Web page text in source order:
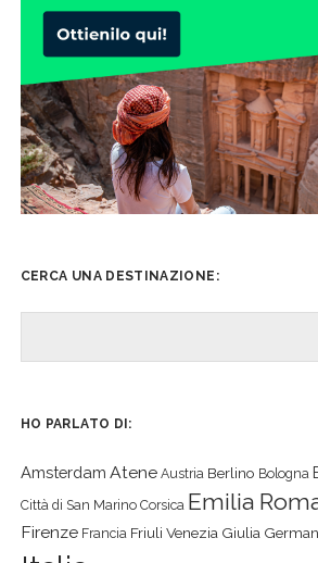
CERCA UNA DESTINAZIONE:
HO PARLATO DI:
Amsterdam Atene Austria Berlino Bologna
Città di San Marino Corsica Emilia
Firenze Francia Friuli Venezia Giulia